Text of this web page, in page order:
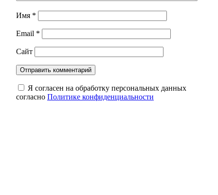
Имя *
Email *
Сайт
Я согласен на обработку персональных данных
согласно Политике конфиденциальности